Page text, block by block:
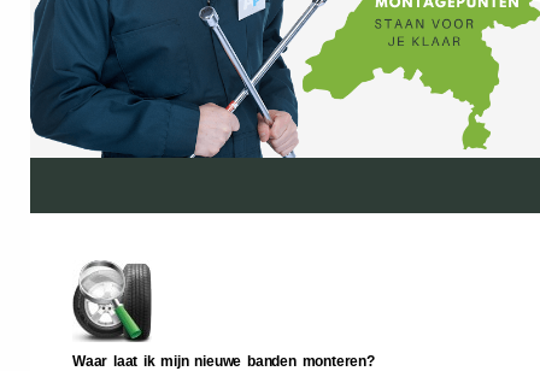
Waar laat ik mijn nieuwe banden monteren?